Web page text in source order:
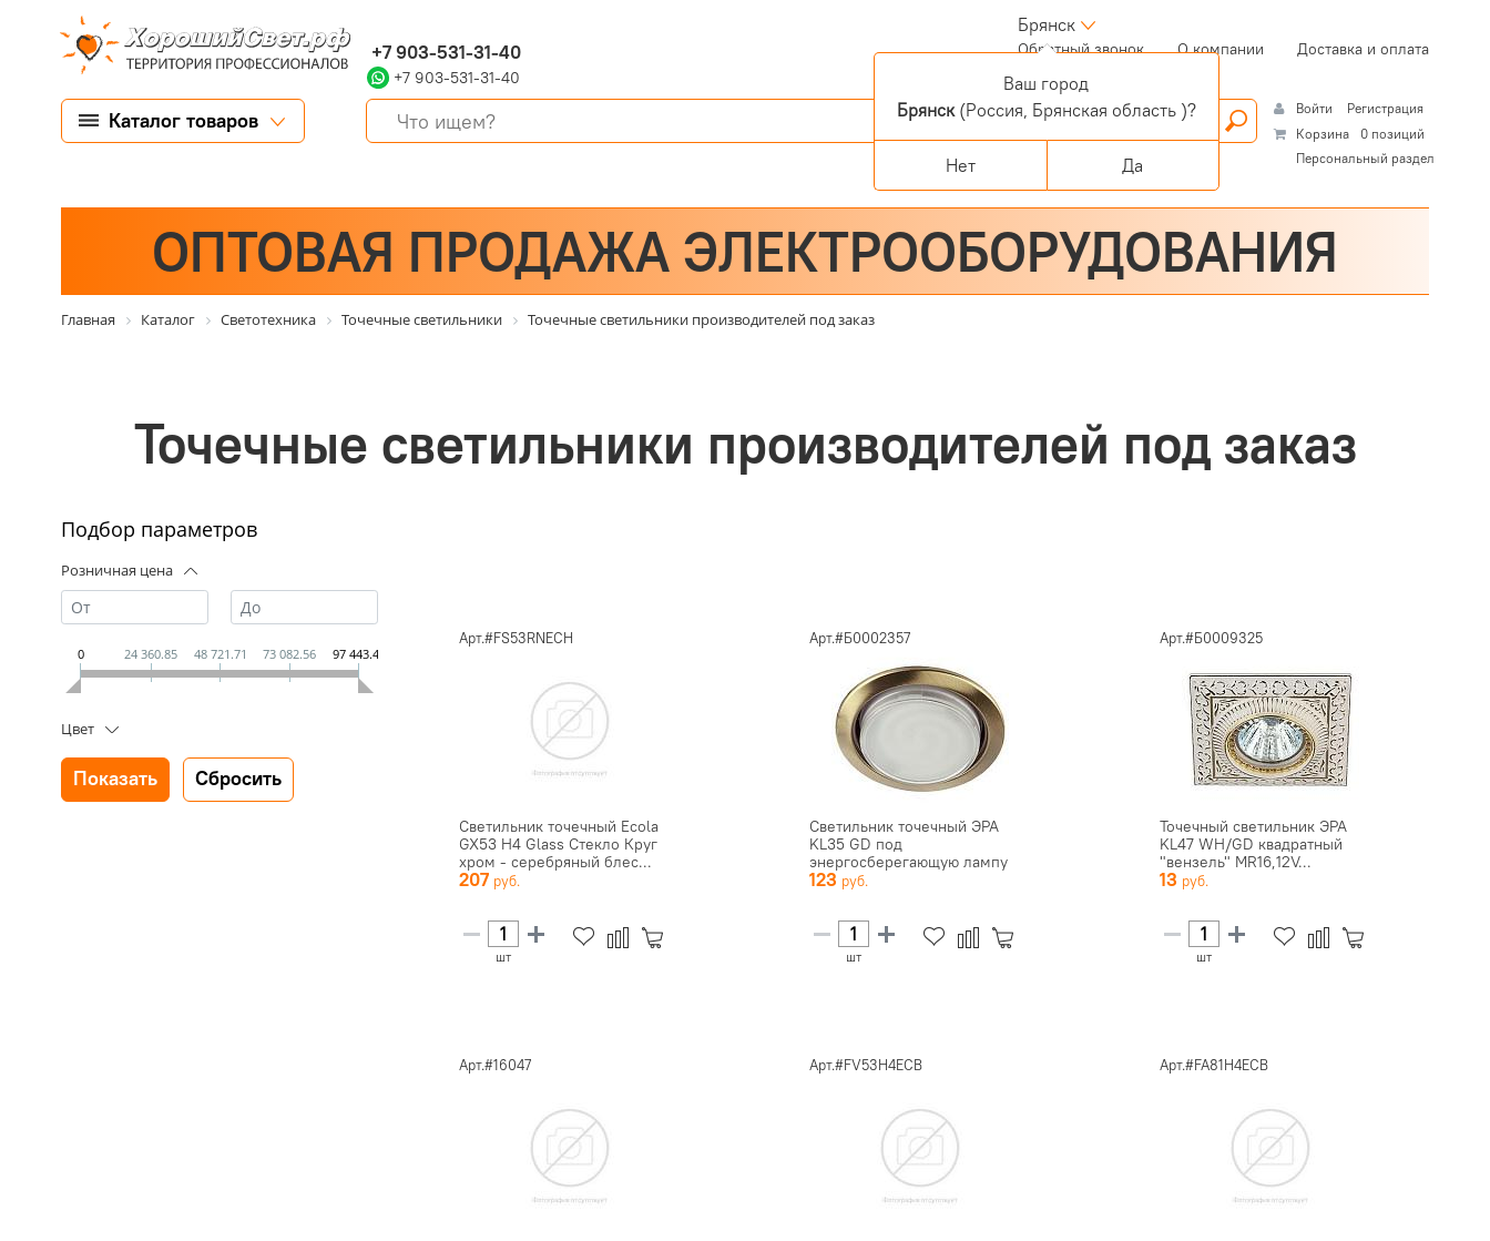
+7 903-531-31-40
+7 903-531-31-40
Брянск
Обратный звонок(current)О компании Доставка и оплата
Каталог товаров Войти
Регистрация
Корзина
0 позиций
Персональный раздел
ОПТОВАЯ ПРОДАЖА ЭЛЕКТРООБОРУДОВАНИЯ
Главная Каталог Светотехника Точечные светильники Точечные светильники производителей под заказ
Точечные светильники производителей под заказ
Подбор параметров
Розничная цена
0 24 360.85 48 721.71 73 082.56 97 443.41
Цвет
Арт.#FS53RNECH
Светильник точечный Ecola
GX53 H4 Glass Стекло Круг
хром - серебряный блес...
207
шт
Арт.#Б0002357
Светильник точечный ЭРА
KL35 GD под
энергосберегающую лампу
Gx53,6400К 230V...
123
шт
Арт.#Б0009325
Точечный светильник ЭРА
KL47 WH/GD квадратный
"вензель" MR16,12V...
13
шт
Арт.#16047 Арт.#FV53H4ECB Арт.#FA81H4ECB
Ваш город
Брянск(Россия, Брянская область )?
Нет Да